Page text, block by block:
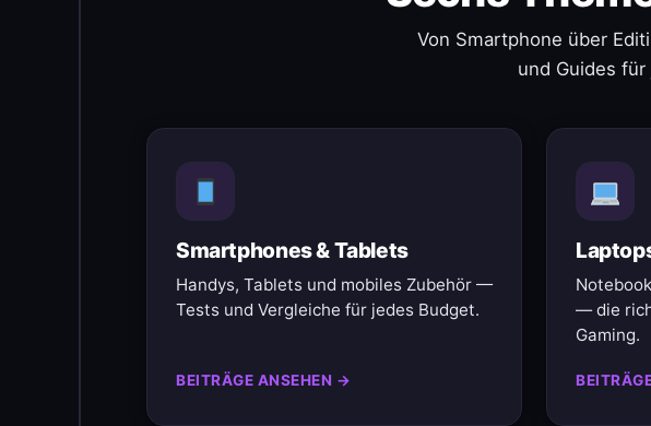
Von Smartphone über
und Guides
Smartphones & Tablets
Handys, Tablets und mobiles Zubehör —
Tests und Vergleiche für jedes Budget.
BEITRÄGE ANSEHEN →
— die
Gaming.